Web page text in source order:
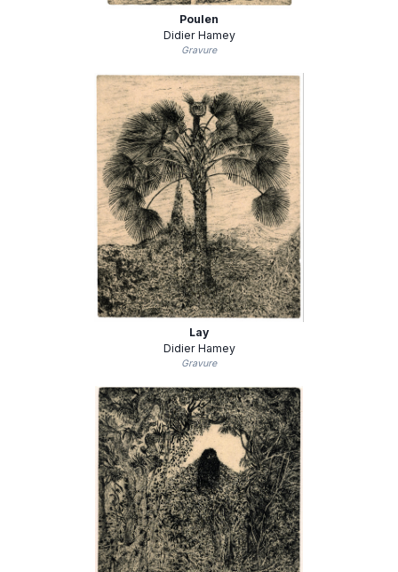
Poulen
Didier Hamey
Gravure
Lay
Didier Hamey
Gravure